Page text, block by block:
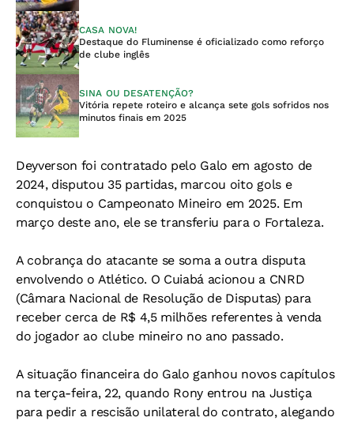
CASA NOVA!
Destaque do Fluminense é oficializado como reforço
de clube inglês
SINA OU DESATENÇÃO?
Vitória repete roteiro e alcança sete gols sofridos nos
minutos finais em 2025
Deyverson foi contratado pelo Galo em agosto de
2024, disputou 35 partidas, marcou oito gols e
conquistou o Campeonato Mineiro em 2025. Em
março deste ano, ele se transferiu para o Fortaleza.
A cobrança do atacante se soma a outra disputa
envolvendo o Atlético. O Cuiabá acionou a CNRD
(Câmara Nacional de Resolução de Disputas) para
receber cerca de R$ 4,5 milhões referentes à venda
do jogador ao clube mineiro no ano passado.
A situação financeira do Galo ganhou novos capítulos
na terça-feira, 22, quando Rony entrou na Justiça
para pedir a rescisão unilateral do contrato, alegando